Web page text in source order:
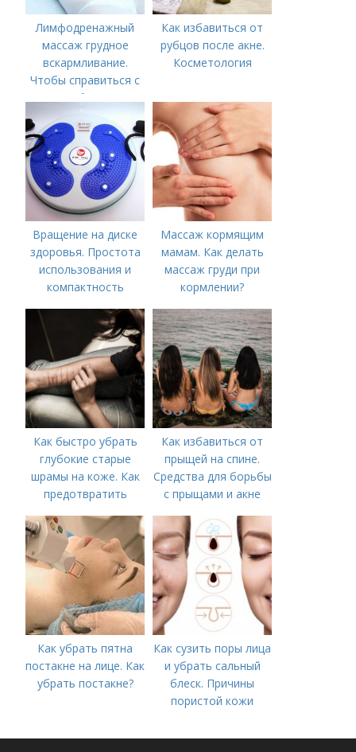
Лимфодренажный
массаж грудное
вскармливание.
Чтобы справиться с
нагрубанием,
необходимо
предпринять
следующие действия:
Как избавиться от
рубцов после акне.
Косметология
Вращение на диске
здоровья. Простота
использования и
компактность
Массаж кормящим
мамам. Как делать
массаж груди при
кормлении?
Как быстро убрать
глубокие старые
шрамы на коже. Как
предотвратить
Как избавиться от
прыщей на спине.
Средства для борьбы
с прыщами и акне
Как убрать пятна
постакне на лице. Как
убрать постакне?
Как сузить поры лица
и убрать сальный
блеск. Причины
пористой кожи